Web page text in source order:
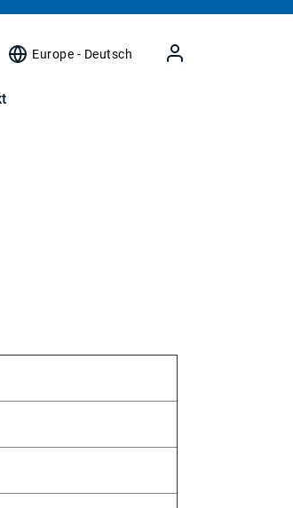
Europe - Deutsch